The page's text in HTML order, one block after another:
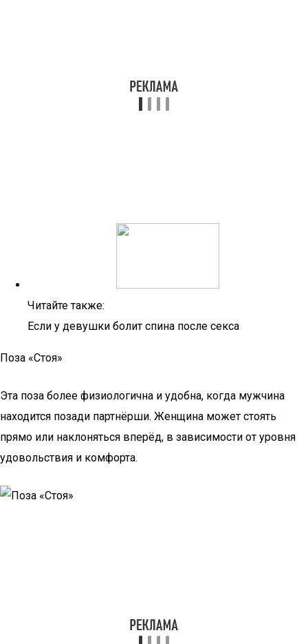
Читайте также:
Если у девушки болит спина после секса
Поза «Стоя»
Эта поза более физиологична и удобна, когда мужчина
находится позади партнёрши. Женщина может стоять
прямо или наклоняться вперёд, в зависимости от уровня
удовольствия и комфорта.